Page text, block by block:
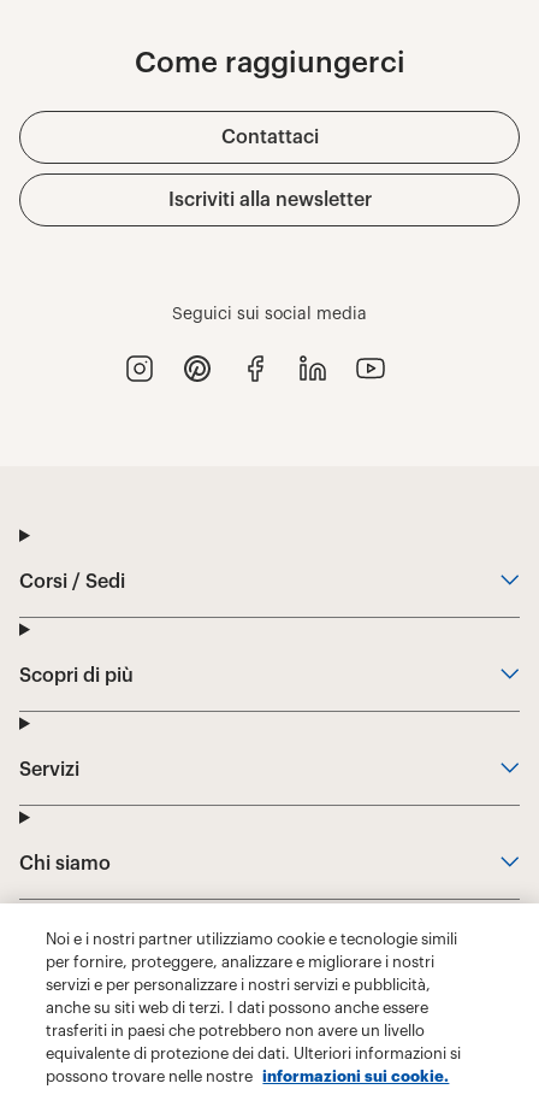
Noi e i nostri partner utilizziamo cookie e tecnologie simili
per fornire, proteggere, analizzare e migliorare i nostri
servizi e per personalizzare i nostri servizi e pubblicità,
anche su siti web di terzi. I dati possono anche essere
trasferiti in paesi che potrebbero non avere un livello
equivalente di protezione dei dati. Ulteriori informazioni si
possono trovare nelle nostre
informazioni sui cookie.